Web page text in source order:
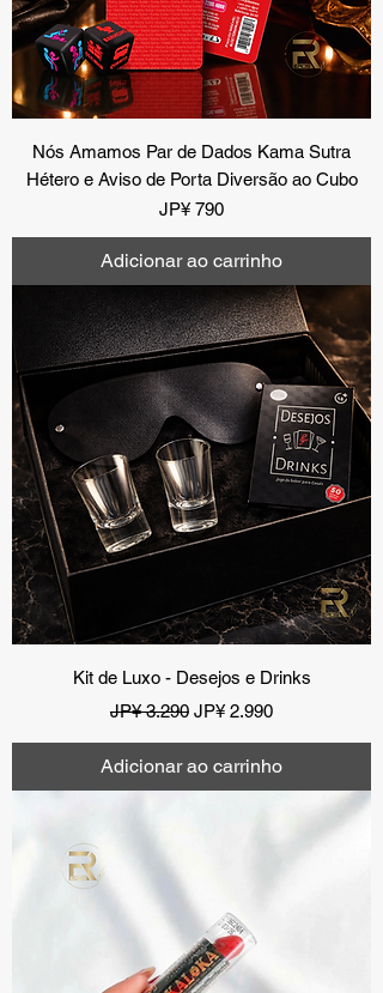
Nós Amamos Par de Dados Kama Sutra
Hétero e Aviso de Porta Diversão ao Cubo
Preço
JP¥ 790
Adicionar ao carrinho
Kit de Luxo - Desejos e Drinks
Preço normal
JP¥ 3.290 Preço promocional
JP¥ 2.990
Adicionar ao carrinho